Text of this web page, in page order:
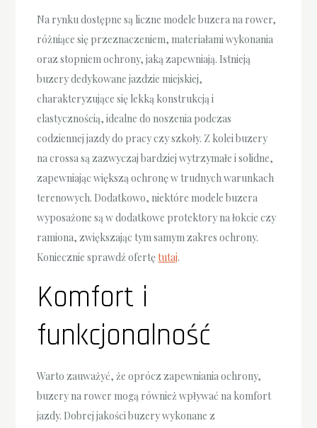
Na rynku dostępne są liczne modele buzera na rower,
różniące się przeznaczeniem, materiałami wykonania
oraz stopniem ochrony, jaką zapewniają. Istnieją
buzery dedykowane jazdzie miejskiej,
charakteryzujące się lekką konstrukcją i
elastycznością, idealne do noszenia podczas
codziennej jazdy do pracy czy szkoły. Z kolei buzery
na crossa są zazwyczaj bardziej wytrzymałe i solidne,
zapewniając większą ochronę w trudnych warunkach
terenowych. Dodatkowo, niektóre modele buzera
wyposażone są w dodatkowe protektory na łokcie czy
ramiona, zwiększając tym samym zakres ochrony.
Koniecznie sprawdź ofertętutaj.
Komfort i
funkcjonalność
Warto zauważyć, że oprócz zapewniania ochrony,
buzery na rower mogą również wpływać na komfort
jazdy. Dobrej jakości buzery wykonane z